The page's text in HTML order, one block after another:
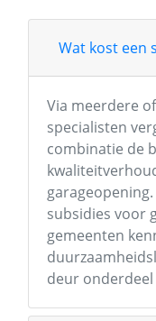
Wat kost een
Via meerdere
specialisten
combinatie de
subsidies voor
gemeenten
deur onderdeel